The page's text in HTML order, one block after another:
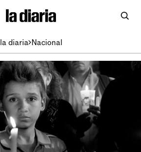
la diaria Nacional